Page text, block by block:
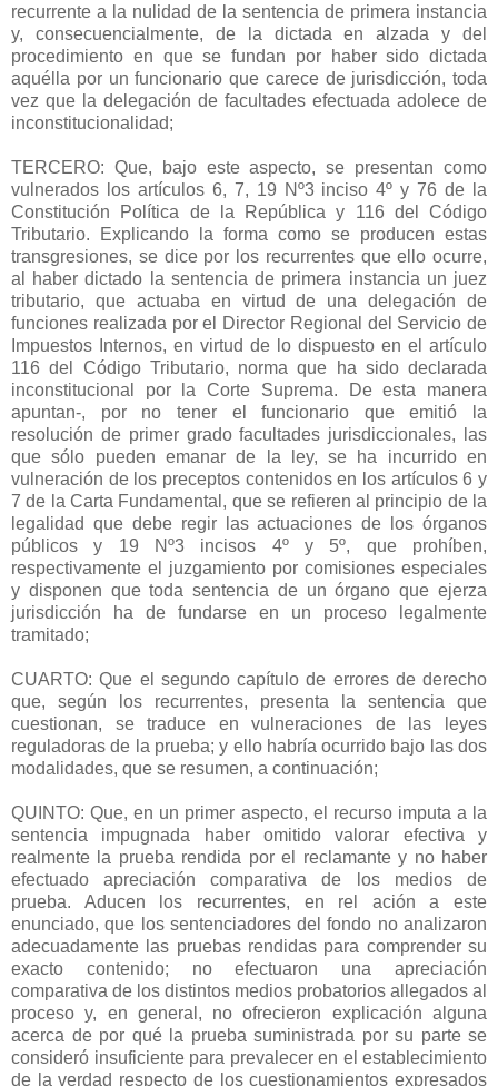
recurrente a la nulidad de la sentencia de primera instancia
y, consecuencialmente, de la dictada en alzada y del
procedimiento en que se fundan por haber sido dictada
aquélla por un funcionario que carece de jurisdicción, toda
vez que la delegación de facultades efectuada adolece de
inconstitucionalidad;
TERCERO: Que, bajo este aspecto, se presentan como
vulnerados los artículos 6, 7, 19 Nº3 inciso 4º y 76 de la
Constitución Política de la República y 116 del Código
Tributario. Explicando la forma como se producen estas
transgresiones, se dice por los recurrentes que ello ocurre,
al haber dictado la sentencia de primera instancia un juez
tributario, que actuaba en virtud de una delegación de
funciones realizada por el Director Regional del Servicio de
Impuestos Internos, en virtud de lo dispuesto en el artículo
116 del Código Tributario, norma que ha sido declarada
inconstitucional por la Corte Suprema. De esta manera
apuntan-, por no tener el funcionario que emitió la
resolución de primer grado facultades jurisdiccionales, las
que sólo pueden emanar de la ley, se ha incurrido en
vulneración de los preceptos contenidos en los artículos 6 y
7 de la Carta Fundamental, que se refieren al principio de la
legalidad que debe regir las actuaciones de los órganos
públicos y 19 Nº3 incisos 4º y 5º, que prohíben,
respectivamente el juzgamiento por comisiones especiales
y disponen que toda sentencia de un órgano que ejerza
jurisdicción ha de fundarse en un proceso legalmente
tramitado;
CUARTO: Que el segundo capítulo de errores de derecho
que, según los recurrentes, presenta la sentencia que
cuestionan, se traduce en vulneraciones de las leyes
reguladoras de la prueba; y ello habría ocurrido bajo las dos
modalidades, que se resumen, a continuación;
QUINTO: Que, en un primer aspecto, el recurso imputa a la
sentencia impugnada haber omitido valorar efectiva y
realmente la prueba rendida por el reclamante y no haber
efectuado apreciación comparativa de los medios de
prueba. Aducen los recurrentes, en rel ación a este
enunciado, que los sentenciadores del fondo no analizaron
adecuadamente las pruebas rendidas para comprender su
exacto contenido; no efectuaron una apreciación
comparativa de los distintos medios probatorios allegados al
proceso y, en general, no ofrecieron explicación alguna
acerca de por qué la prueba suministrada por su parte se
consideró insuficiente para prevalecer en el establecimiento
de la verdad respecto de los cuestionamientos expresados